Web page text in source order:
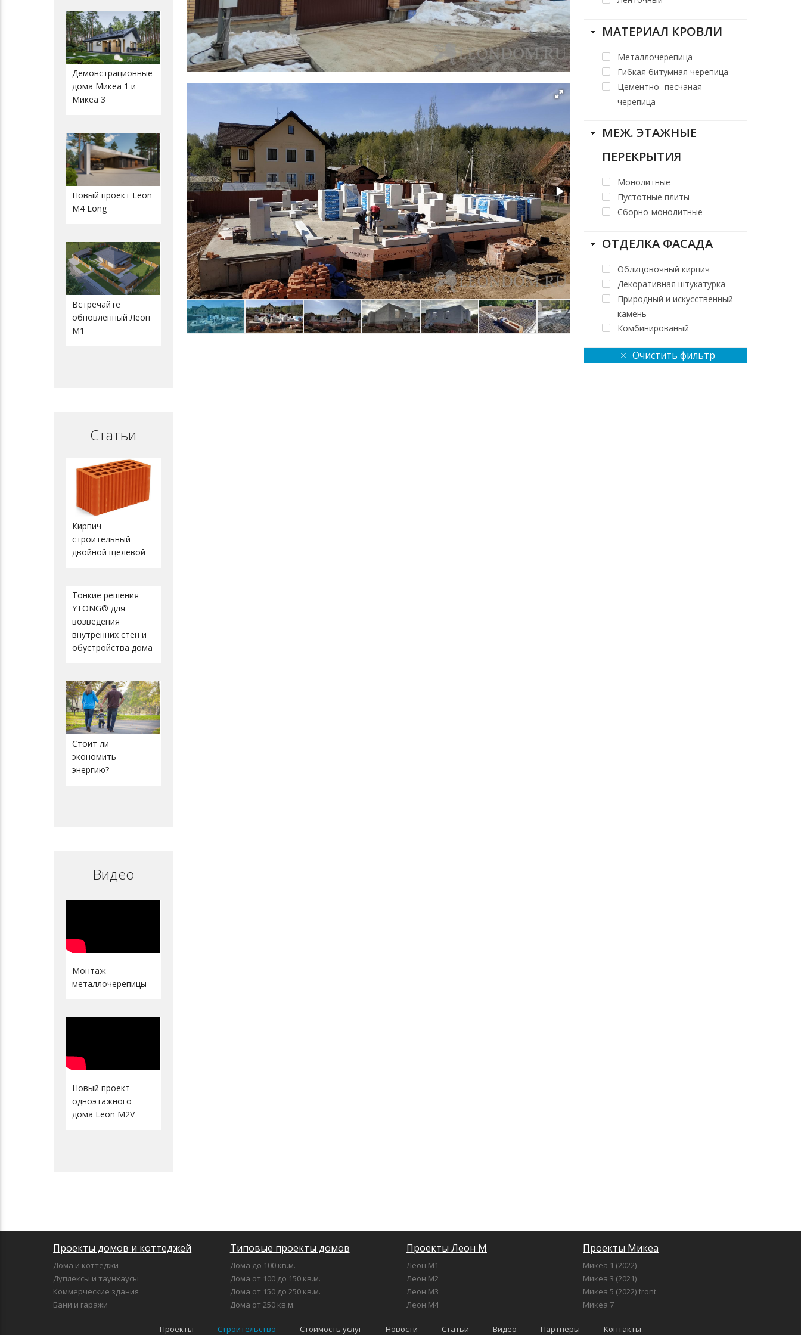
Демонстрационные
дома Микеа 1 и
Микеа 3
Новый проект Leon
M4 Long
Встречайте
обновленный Леон
М1
Статьи
Кирпич
строительный
двойной щелевой
Тонкие решения
YTONG® для
возведения
внутренних стен и
обустройства дома
Стоит ли
экономить
энергию?
Видео
Монтаж
металлочерепицы
Новый проект
одноэтажного
дома Leon М2V
МАТЕРИАЛ КРОВЛИ
Металлочерепица
Гибкая битумная черепица
Цементно- песчаная
черепица
МЕЖ. ЭТАЖНЫЕ
ПЕРЕКРЫТИЯ
Монолитные
Пустотные плиты
Сборно-монолитные
ОТДЕЛКА ФАСАДА
Облицовочный кирпич
Декоративная штукатурка
Природный и искусственный
камень
Комбинированый
Очистить фильтр
Проекты домов и коттеджей
Дома и коттеджи
Дуплексы и таунхаусы
Коммерческие здания
Бани и гаражи
Типовые проекты домов
Дома до 100 кв.м.
Дома от 100 до 150 кв.м.
Дома от 150 до 250 кв.м.
Дома от 250 кв.м.
Проекты Леон М
Леон М1
Леон М2
Леон М3
Леон М4
Проекты Микеа
Микеа 1 (2022)
Микеа 3 (2021)
Микеа 5 (2022) front
Микеа 7
Проекты Строительство Стоимость услуг Новости Статьи Видео Партнеры Контакты